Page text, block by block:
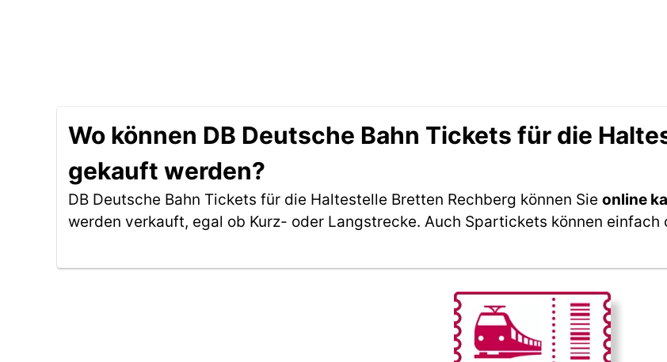
Wo können DB Deutsche Bahn Tickets für die
gekauft werden?
DB Deutsche Bahn Tickets für die Haltestelle Bretten Rechberg können Sie online
werden verkauft, egal ob Kurz- oder Langstrecke. Auch Spartickets können einfach